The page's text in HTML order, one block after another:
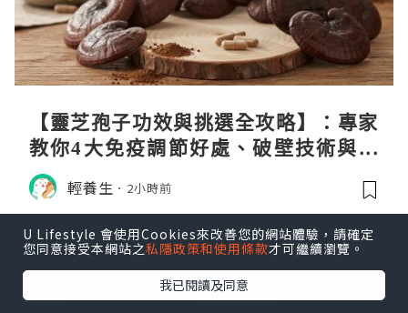
【靈芝孢子功效與挑選全攻略】：專家
教你4大免疫調節好處、破壁技術與挑
選秘訣
輕養生 2小時前
U Lifestyle 會使用Cookies來改善您的網站體驗，請確定
您同意接受本網站之私隱政策和使用條款才可繼續瀏覽。
我已閱讀及同意